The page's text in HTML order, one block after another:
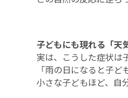
子どもにも現れる「天
実は、こうした症状は
「雨の日になると子
小さな子どもほど、自